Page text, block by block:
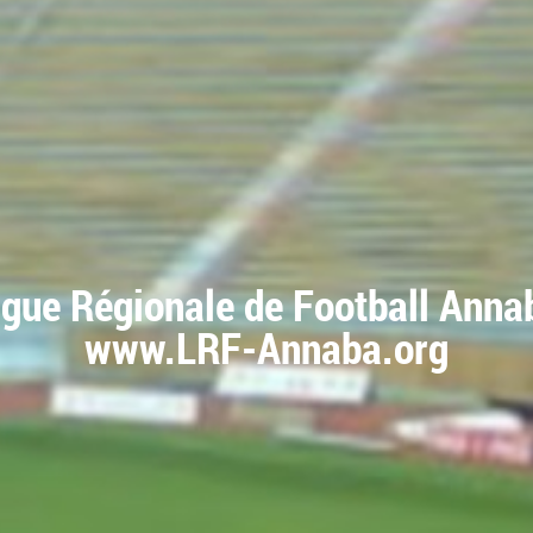
Régionale de Football
www.LRF-Annaba.org